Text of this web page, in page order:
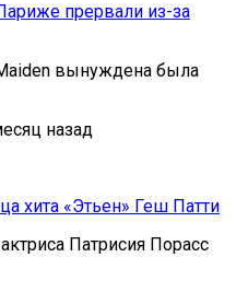
прервали из-за
вынуждена была
назад
хита «Этьен» Геш Патти
Патрисия Порасс